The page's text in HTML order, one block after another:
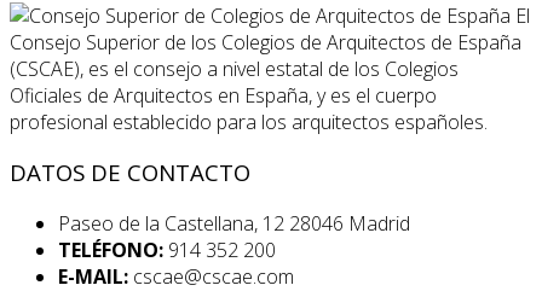
El
Consejo Superior de los Colegios de Arquitectos de España
(CSCAE), es el consejo a nivel estatal de los Colegios
Oficiales de Arquitectos en España, y es el cuerpo
profesional establecido para los arquitectos españoles.
DATOS DE CONTACTO
Paseo de la Castellana, 12 28046 Madrid
TELÉFONO: 914 352 200
E-MAIL: cscae@cscae.com